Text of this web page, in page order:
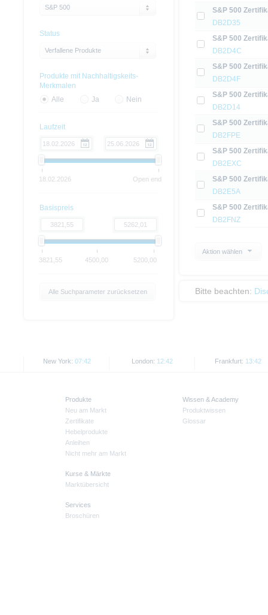
S&P 500
DB2D35
S&P 500
DB2D4C
S&P 500
DB2D4F
S&P 500
DB2D14
S&P 500
DB2FPE
S&P 500
DB2EXC
S&P 500
DB2E5A
S&P 500
DB2FNZ
Aktion wählen
Bitte beachten:
S&P 500
Status
Verfallene Produkte
Produkte mit Nachhaltigskeits-
Merkmalen
Alle
Ja Nein
Laufzeit
18.02.2026 Open end
Basispreis
3821,55 4500,00 5200,00
Alle Suchparameter zurücksetzen
New York: 07:42 London: 12:42 Frankfurt: 13:42
Produkte
Neu am Markt
Zertifikate
Hebelprodukte
Anleihen
Nicht mehr am Markt
Kurse & Märkte
Marktübersicht
Services
Broschüren
Wissen & Academy
Produktwissen
Glossar